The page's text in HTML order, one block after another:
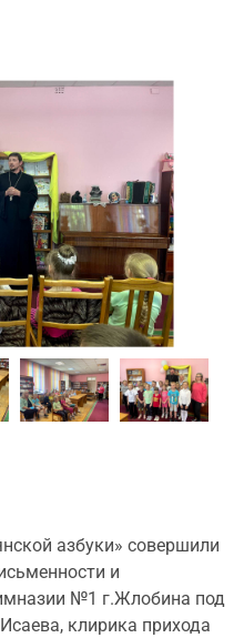
азбуки» совершили
и
№1 г.Жлобина под
клирика прихода